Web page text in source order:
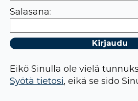
Salasana:
Eikö Sinulla ole vielä
Syötä tietosi, eikä se sido